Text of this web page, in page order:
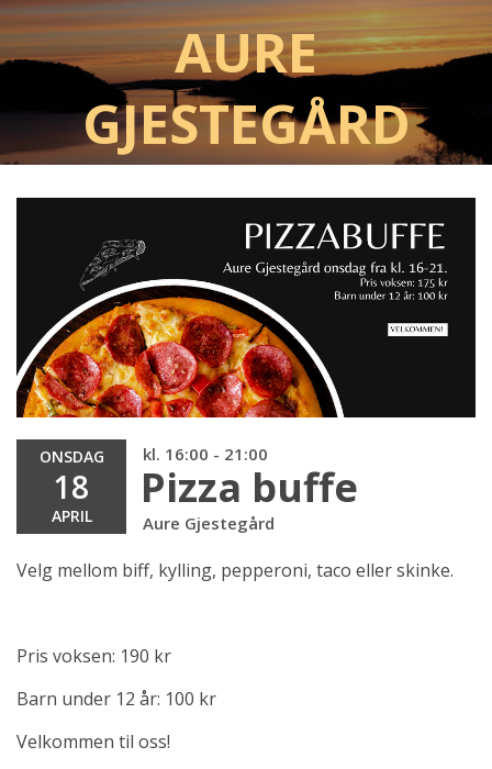
Aure
Gjestegård
ONSDAG
18
APRIL
kl. 16:00 - 21:00
Pizza buffe
Aure Gjestegård
Velg mellom biff, kylling, pepperoni, taco eller skinke.
Pris voksen: 190 kr
Barn under 12 år: 100 kr
Velkommen til oss!